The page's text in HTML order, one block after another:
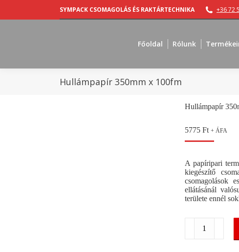
SYMPACK CSOMAGOLÁS ÉS RAKTÁRTECHNIKA +36 72
Főoldal Rólunk
Hullámpapír 350mm x 100fm
Hullámpapír
5775 Ft + ÁFA
A papíripari
kiegészítő
csomagolások
ellátásánál
területe ennél
350mm
x